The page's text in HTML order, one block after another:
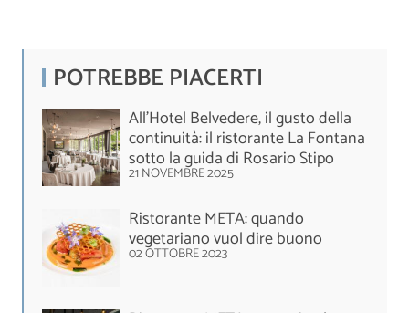
POTREBBE PIACERTI
All'Hotel Belvedere, il gusto della
continuità: il ristorante La Fontana
sotto la guida di Rosario Stipo
21 NOVEMBRE 2025
Ristorante META: quando
vegetariano vuol dire buono
02 OTTOBRE 2023